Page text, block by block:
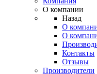
О компании
Назад
О
О
Контакты
Отзывы
Производители